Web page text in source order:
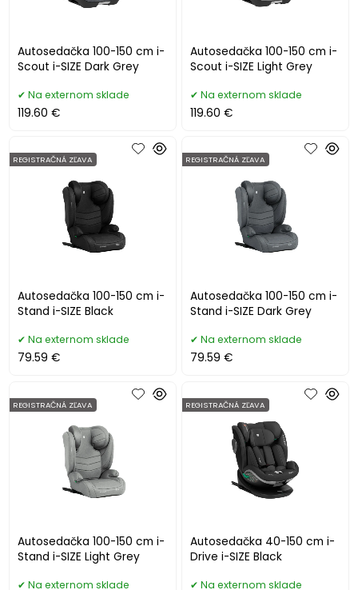
Autosedačka 100-150 cm i-
Scout i-SIZE Dark Grey
Na externom sklade
119.60 €
Autosedačka 100-150 cm i-
Scout i-SIZE Light Grey
Na externom sklade
119.60 €
Autosedačka 100-150 cm i-
Stand i-SIZE Black
REGISTRAČNÁ ZĽAVA
Na externom sklade
79.59 €
Autosedačka 100-150 cm i-
Stand i-SIZE Dark Grey
REGISTRAČNÁ ZĽAVA
Na externom sklade
79.59 €
Autosedačka 100-150 cm i-
Stand i-SIZE Light Grey
REGISTRAČNÁ ZĽAVA
Na externom sklade
Autosedačka 40-150 cm i-
Drive i-SIZE Black
REGISTRAČNÁ ZĽAVA
Na externom sklade